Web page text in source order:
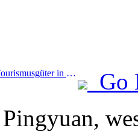
Prev:Der Wettbewerb für Tourismusgüter in China wurde erfolgreich in Xiangtan, Hunan, abgehalten.
Go